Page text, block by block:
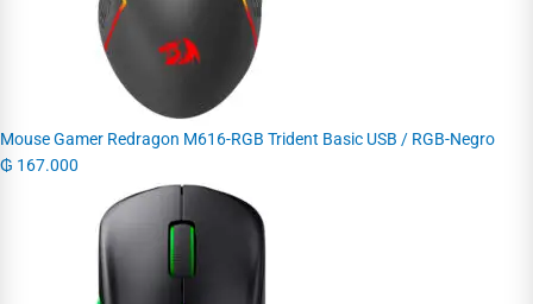
Mouse Gamer Redragon M616-RGB Trident Basic USB / RGB-Negro
₲ 167.000